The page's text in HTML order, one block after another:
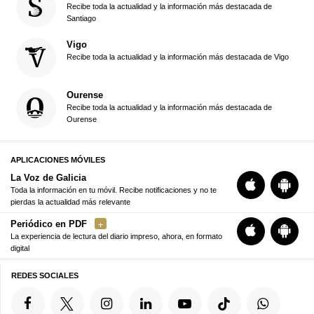
Recibe toda la actualidad y la información más destacada de
Santiago
Vigo
Recibe toda la actualidad y la información más destacada de Vigo
Ourense
Recibe toda la actualidad y la información más destacada de
Ourense
APLICACIONES MÓVILES
La Voz de Galicia
Toda la información en tu móvil. Recibe notificaciones y no te
pierdas la actualidad más relevante
Periódico en PDF
La experiencia de lectura del diario impreso, ahora, en formato
digital
REDES SOCIALES